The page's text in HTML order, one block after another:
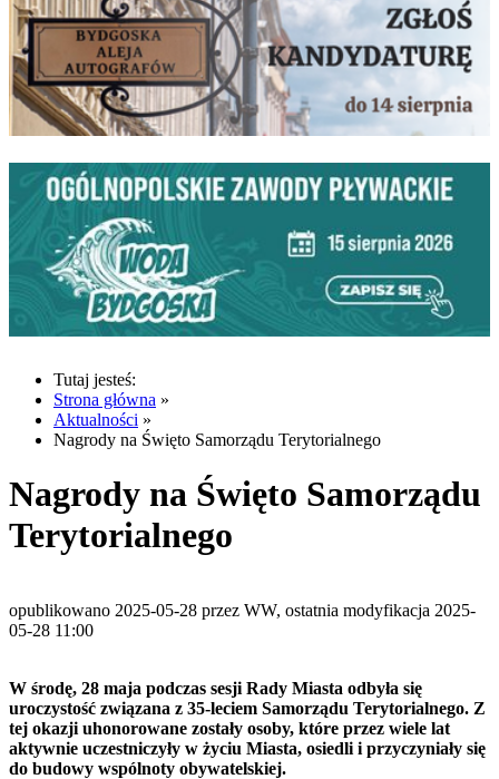
Tutaj jesteś:
Strona główna »
Aktualności »
Nagrody na Święto Samorządu Terytorialnego
Nagrody na Święto Samorządu
Terytorialnego
opublikowano 2025-05-28 przez WW, ostatnia modyfikacja 2025-
05-28 11:00
W środę, 28 maja podczas sesji Rady Miasta odbyła się
uroczystość związana z 35-leciem Samorządu Terytorialnego. Z
tej okazji uhonorowane zostały osoby, które przez wiele lat
aktywnie uczestniczyły w życiu Miasta, osiedli i przyczyniały się
do budowy wspólnoty obywatelskiej.